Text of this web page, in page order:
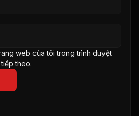
web của tôi trong trình duyệt
theo.